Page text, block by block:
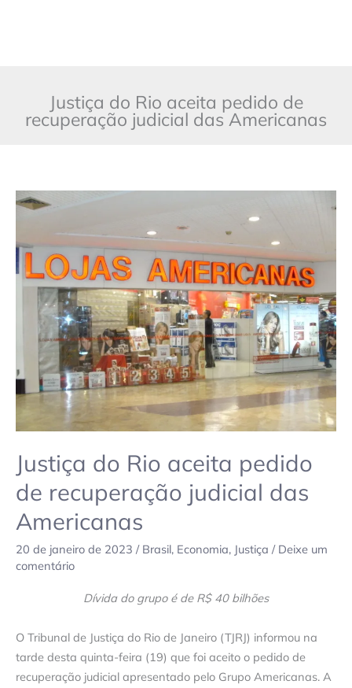
Justiça do Rio aceita pedido de
recuperação judicial das Americanas
Justiça do Rio aceita pedido
de recuperação judicial das
Americanas
20 de janeiro de 2023 / Brasil, Economia, Justiça / Deixe um
comentário
Dívida do grupo é de R$ 40 bilhões
O Tribunal de Justiça do Rio de Janeiro (TJRJ) informou na
tarde desta quinta-feira (19) que foi aceito o pedido de
recuperação judicial apresentado pelo Grupo Americanas. A
Justiça
aceita
pedido
recuperação
judicial
Americanas